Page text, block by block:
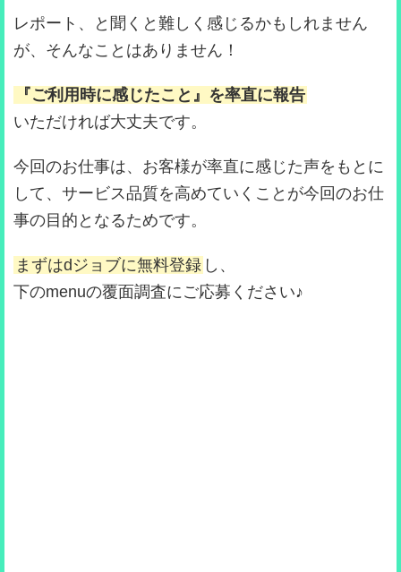
レポート、と聞くと難しく感じるかもしれません
が、そんなことはありません！
『ご利用時に感じたこと』を率直に報告
いただければ大丈夫です。
今回のお仕事は、お客様が率直に感じた声をもとに
して、サービス品質を高めていくことが今回のお仕
事の目的となるためです。
まずはdジョブに無料登録 し、
下のmenuの覆面調査にご応募ください♪